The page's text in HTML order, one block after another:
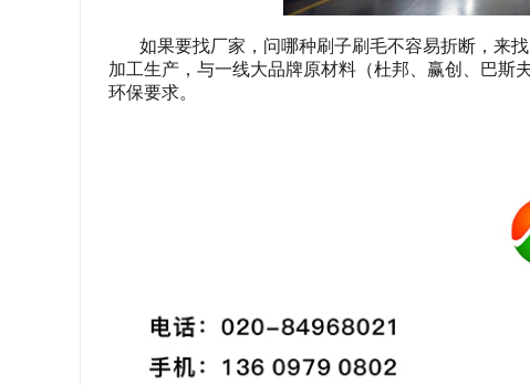
如果要找厂家，问哪种刷子刷毛不容易折断，来
加工生产，与一线大品牌原材料（杜邦、赢创、巴斯
环保要求。